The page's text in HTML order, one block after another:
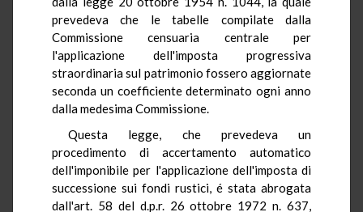
prevedeva che le tabelle compilate dalla
Commissione censuaria centrale per
l'applicazione dell'imposta progressiva
straordinaria sul patrimonio fossero aggiornate
seconda un coefficiente determinato ogni anno
dalla medesima Commissione.
Questa legge, che prevedeva un
procedimento di accertamento automatico
dell'imponibile per l'applicazione dell'imposta di
successione sui fondi rustici, é stata abrogata
dall'art. 58 del d.p.r. 26 ottobre 1972 n. 637,